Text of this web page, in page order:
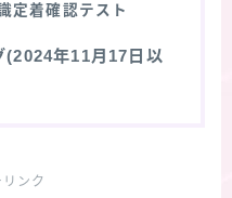
定着確認テスト
(2024年11月17日以
ンク